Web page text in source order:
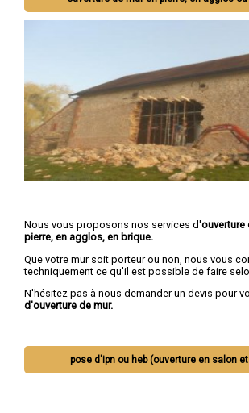
Nous vous proposons nos services d'ouverture
pierre, en agglos, en brique.
Que votre mur soit porteur ou non, nous vous
techniquement ce qu'il est possible de faire
N'hésitez pas à nous demander un devis pour
d'ouverture de mur.
pose d'ipn ou heb (ouverture en salon